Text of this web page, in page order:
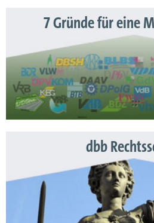
7 Gründe für eine
dbb